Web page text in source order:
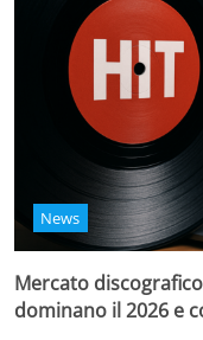
News
Mercato
dominano il 2026 e